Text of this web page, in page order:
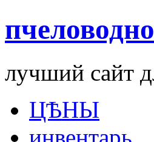
лучший сайт
ЦѢНЫ
инвентарь